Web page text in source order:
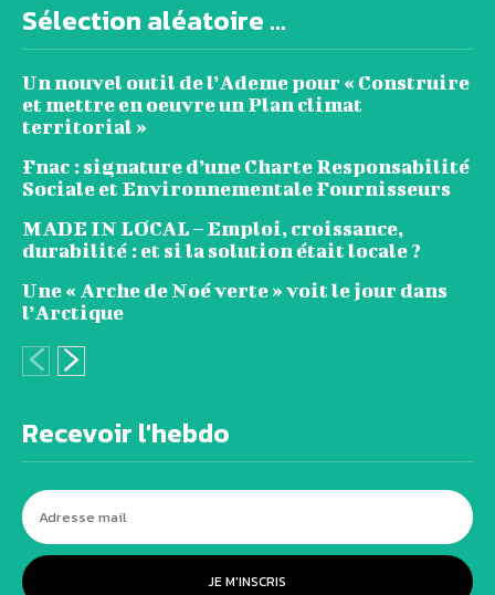
Sélection aléatoire ...
Un nouvel outil de l’Ademe pour « Construire
et mettre en oeuvre un Plan climat
territorial »
Fnac : signature d’une Charte Responsabilité
Sociale et Environnementale Fournisseurs
MADE IN LOCAL – Emploi, croissance,
durabilité : et si la solution était locale ?
Une « Arche de Noé verte » voit le jour dans
l’Arctique
Recevoir l'hebdo
JE M'INSCRIS